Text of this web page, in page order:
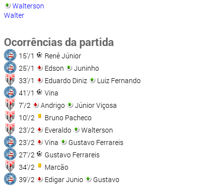
Walterson
Walter
Ocorrências da partida
15'/1
Renê Júnior
25'/1
Edson
Juninho
33'/1
Eduardo Diniz
Luiz Fernando
41'/1
Vina
7'/2
Andrigo
Júnior Viçosa
10'/2
Bruno Pacheco
23'/2
Everaldo
Walterson
23'/2
Vina
Gustavo Ferrareis
27'/2
Gustavo Ferrareis
34'/2
Marcão
39'/2
Edigar Junio Gustavo